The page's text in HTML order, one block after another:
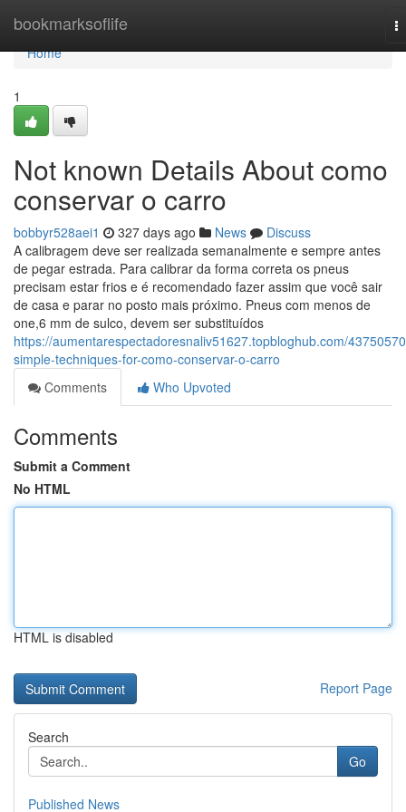
bookmarksoflife
Home
Home
1
Not known Details About como
conservar o carro
bobbyr528aei1 327 days ago News
Discuss
A calibragem deve ser realizada semanalmente e sempre antes
de pegar estrada. Para calibrar da forma correta os pneus
precisam estar frios e é recomendado fazer assim que você sair
de casa e parar no posto mais próximo. Pneus com menos de
one,6 mm de sulco, devem ser substituídos
https://aumentarespectadoresnaliv51627.topbloghub.com/
simple-techniques-for-como-conservar-o-carro
Comments
Who Upvoted
Comments
Submit a Comment
No HTML
HTML is disabled
Report Page
Search
Go
Published News